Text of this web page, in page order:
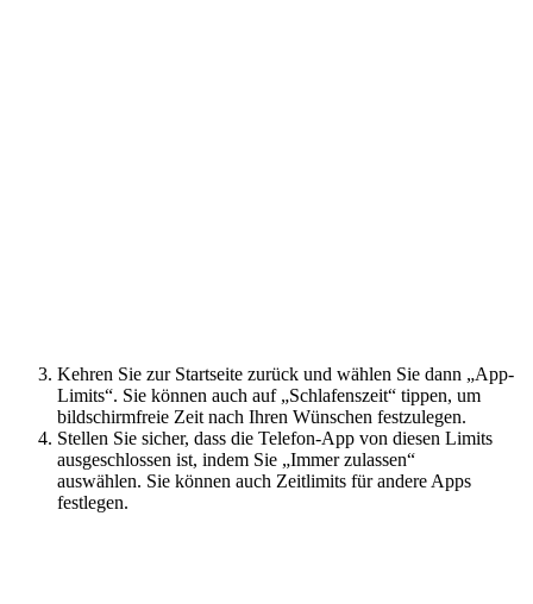
Kehren Sie zur Startseite zurück und wählen Sie dann „App-
Limits“. Sie können auch auf „Schlafenszeit“ tippen, um
bildschirmfreie Zeit nach Ihren Wünschen festzulegen.
Stellen Sie sicher, dass die Telefon-App von diesen Limits
ausgeschlossen ist, indem Sie „Immer zulassen“
auswählen. Sie können auch Zeitlimits für andere Apps
festlegen.